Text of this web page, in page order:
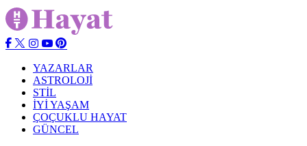
YAZARLAR
ASTROLOJİ
STİL
İYİ YAŞAM
ÇOÇUKLU HAYAT
GÜNCEL